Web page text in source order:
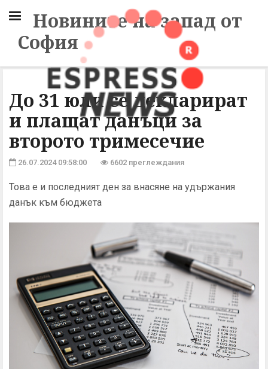
Новините на запад от
София
До 31 юли се декларират
и плащат данъци за
второто тримесечие
26.07.2024 09:58:00 6602 преглеждания
Това е и последният ден за внасяне на удържания
данък към бюджета